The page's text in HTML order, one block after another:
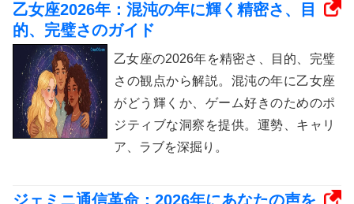
乙女座2026年：混沌の年に輝く精密さ、目
的、完璧さのガイド
乙女座の2026年を精密さ、目的、完璧
さの観点から解説。混沌の年に乙女座
がどう輝くか、ゲーム好きのためのポ
ジティブな洞察を提供。運勢、キャリ
ア、ラブを深掘り。
ジェミニ通信革命：2026年にあなたの声を